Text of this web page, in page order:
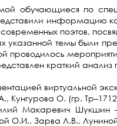
обучающиеся по
информацию
поэтов,
темы были
краткий
виртуальной
Кунгурова О. (гр.
Макаревич Шукшин
О.И., Зарва Л.В.,